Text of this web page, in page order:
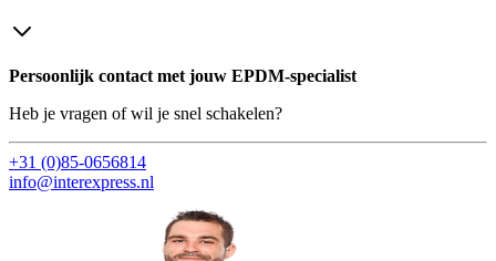
Persoonlijk contact met jouw EPDM-specialist
Heb je vragen of wil je snel schakelen?
+31 (0)85-0656814
info@interexpress.nl